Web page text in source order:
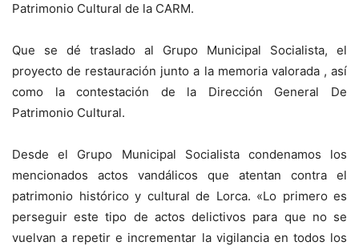
Patrimonio Cultural de la CARM.
Que se dé traslado al Grupo Municipal Socialista, el
proyecto de restauración junto a la memoria valorada , así
como la contestación de la Dirección General De
Patrimonio Cultural.
Desde el Grupo Municipal Socialista condenamos los
mencionados actos vandálicos que atentan contra el
patrimonio histórico y cultural de Lorca. «Lo primero es
perseguir este tipo de actos delictivos para que no se
vuelvan a repetir e incrementar la vigilancia en todos los